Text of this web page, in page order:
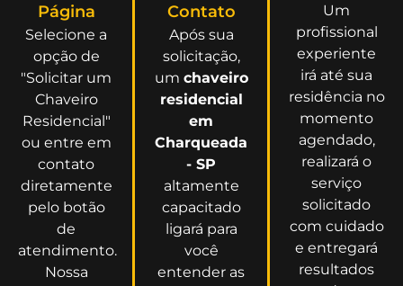
Página
Selecione a
opção de
"Solicitar um
Chaveiro
Residencial"
ou entre em
contato
diretamente
pelo botão
de
atendimento.
Nossa
Contato
Após sua
solicitação,
um chaveiro
residencial
em
Charqueada
- SP
altamente
capacitado
ligará para
você
entender as
Um
profissional
experiente
irá até sua
residência no
momento
agendado,
realizará o
serviço
solicitado
com cuidado
e entregará
resultados